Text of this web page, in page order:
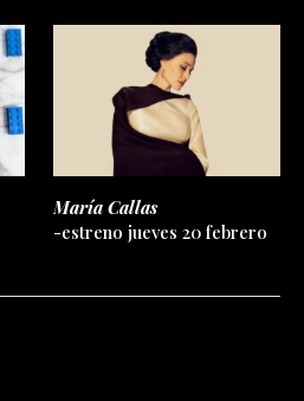
María Callas
-estreno jueves 20 febrero